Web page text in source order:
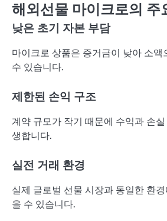
해외선물 마이크로의 주
낮은 초기 자본 부담
마이크로 상품은 증거금이 낮아 소
수 있습니다.
제한된 손익 구조
계약 규모가 작기 때문에 수익과 손
생합니다.
실전 거래 환경
실제 글로벌 선물 시장과 동일한 환
을 수 있습니다.